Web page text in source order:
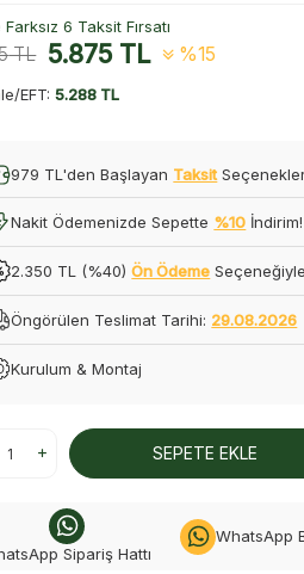
6 Taksit Fırsatı
TL 5.875TL %15
EFT:5.288 TL
979 TL'den Başlayan Taksit
Nakit Ödemenizde Sepette %10 İndirim!
2.350 TL (%40)Ön Ödeme Seçeneğiyle
Öngörülen Teslimat Tarihi: 29.08.2026
Kurulum & Montaj
SEPETE EKLE
Sipariş Hattı
WhatsApp